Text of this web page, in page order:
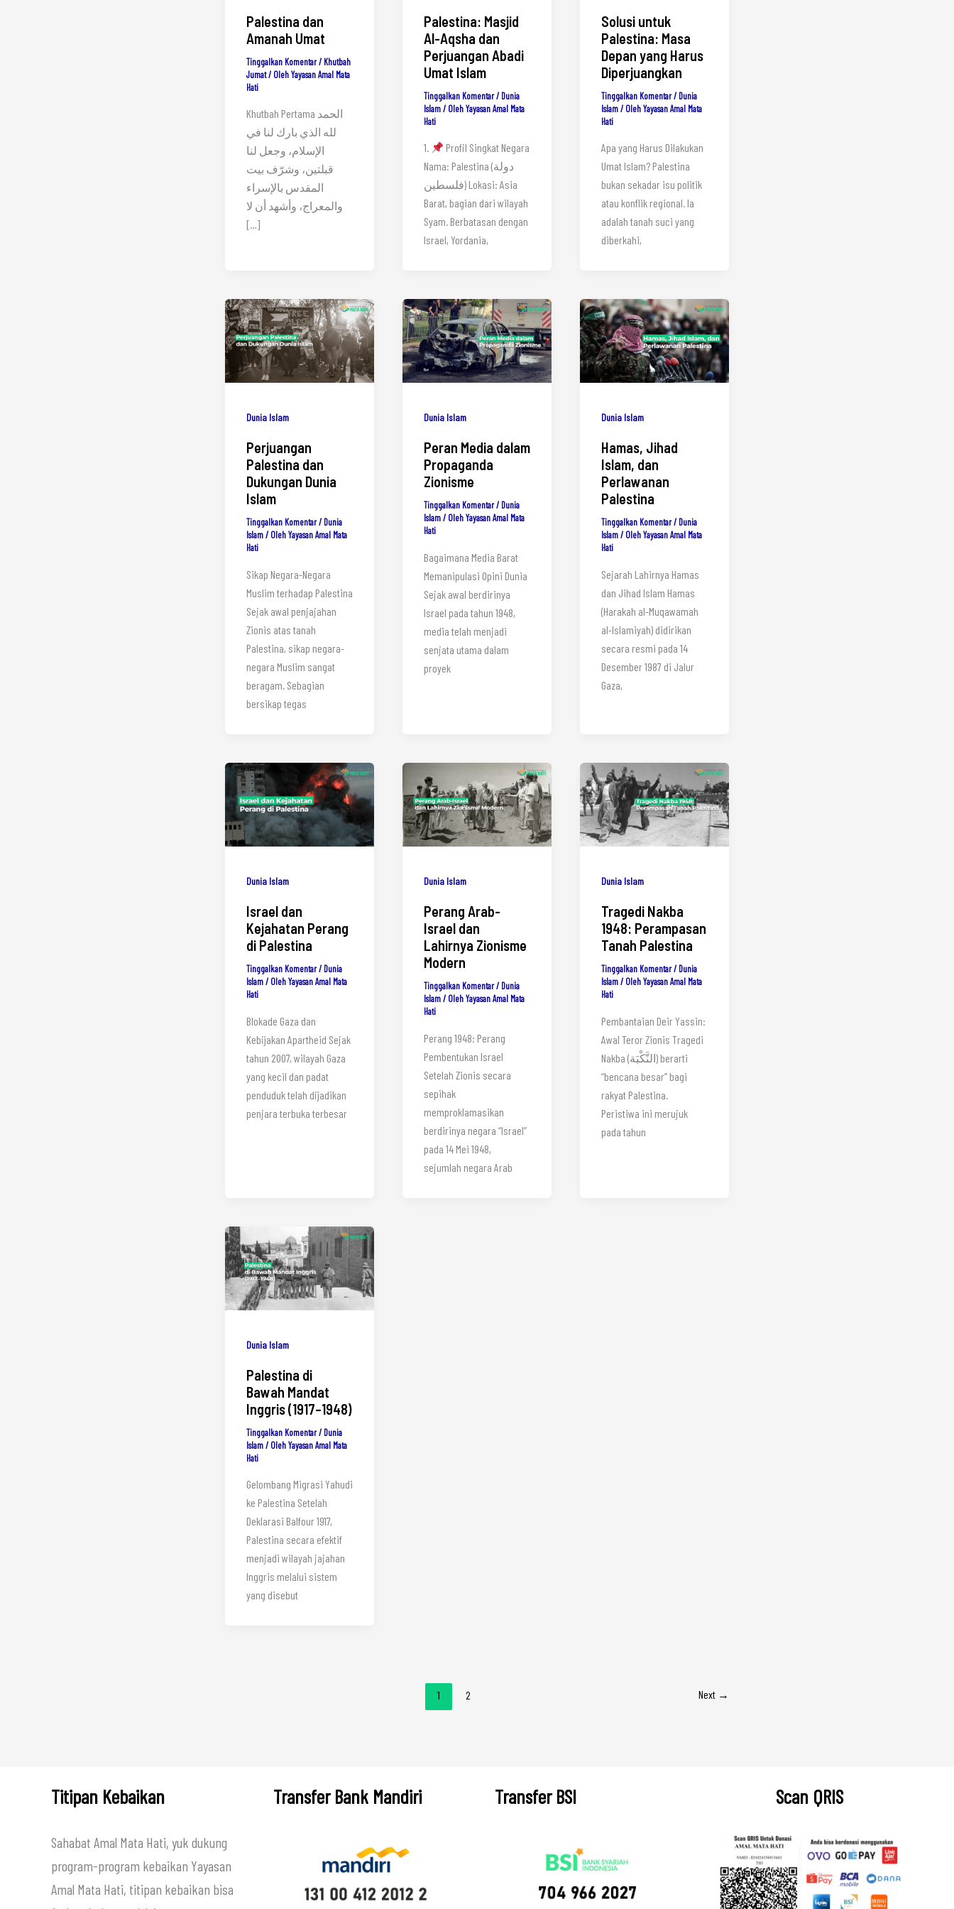
Palestina dan
Amanah Umat
Tinggalkan Komentar/ Khutbah
Jumat/ OlehYayasan Amal Mata
Hati
Khutbah Pertama الحمد
لله الذي بارك لنا في
الإسلام، وجعل لنا
قبلتين، وشرّف بيت
المقدس بالإسراء
والمعراج، وأشهد أن لا
[…]
Palestina: Masjid
Al-Aqsha dan
Perjuangan Abadi
Umat Islam
Tinggalkan Komentar/ Dunia
Islam/ OlehYayasan Amal Mata
Hati
1.
Profil Singkat Negara
Nama: Palestina (دولة
فلسطين) Lokasi: Asia
Barat, bagian dari wilayah
Syam. Berbatasan dengan
Israel, Yordania,
Solusi untuk
Palestina: Masa
Depan yang Harus
Diperjuangkan
Tinggalkan Komentar/ Dunia
Islam/ OlehYayasan Amal Mata
Hati
Apa yang Harus Dilakukan
Umat Islam? Palestina
bukan sekadar isu politik
atau konflik regional. Ia
adalah tanah suci yang
diberkahi,
Dunia Islam
Perjuangan
Palestina dan
Dukungan Dunia
Islam
Tinggalkan Komentar/ Dunia
Islam/ OlehYayasan Amal Mata
Hati
Sikap Negara-Negara
Muslim terhadap Palestina
Sejak awal penjajahan
Zionis atas tanah
Palestina, sikap negara-
negara Muslim sangat
beragam. Sebagian
bersikap tegas
Dunia Islam
Peran Media dalam
Propaganda
Zionisme
Tinggalkan Komentar/ Dunia
Islam/ OlehYayasan Amal Mata
Hati
Bagaimana Media Barat
Memanipulasi Opini Dunia
Sejak awal berdirinya
Israel pada tahun 1948,
media telah menjadi
senjata utama dalam
proyek
Dunia Islam
Hamas, Jihad
Islam, dan
Perlawanan
Palestina
Tinggalkan Komentar/ Dunia
Islam/ OlehYayasan Amal Mata
Hati
Sejarah Lahirnya Hamas
dan Jihad Islam Hamas
(Harakah al-Muqawamah
al-Islamiyah) didirikan
secara resmi pada 14
Desember 1987 di Jalur
Gaza,
Dunia Islam
Israel dan
Kejahatan Perang
di Palestina
Tinggalkan Komentar/ Dunia
Islam/ OlehYayasan Amal Mata
Hati
Blokade Gaza dan
Kebijakan Apartheid Sejak
tahun 2007, wilayah Gaza
yang kecil dan padat
penduduk telah dijadikan
penjara terbuka terbesar
Dunia Islam
Perang Arab-
Israel dan
Lahirnya Zionisme
Modern
Tinggalkan Komentar/ Dunia
Islam/ OlehYayasan Amal Mata
Hati
Perang 1948: Perang
Pembentukan Israel
Setelah Zionis secara
sepihak
memproklamasikan
berdirinya negara “Israel”
pada 14 Mei 1948,
sejumlah negara Arab
Dunia Islam
Tragedi Nakba
1948: Perampasan
Tanah Palestina
Tinggalkan Komentar/ Dunia
Islam/ OlehYayasan Amal Mata
Hati
Pembantaian Deir Yassin:
Awal Teror Zionis Tragedi
Nakba (النَّكْبَة) berarti
“bencana besar” bagi
rakyat Palestina.
Peristiwa ini merujuk
pada tahun
Dunia Islam
Palestina di
Bawah Mandat
Inggris (1917–1948)
Tinggalkan Komentar/ Dunia
Islam/ OlehYayasan Amal Mata
Hati
Gelombang Migrasi Yahudi
ke Palestina Setelah
Deklarasi Balfour 1917,
Palestina secara efektif
menjadi wilayah jajahan
Inggris melalui sistem
yang disebut
1 2 Next →
Titipan Kebaikan
Sahabat Amal Mata Hati, yuk dukung
program-program kebaikan Yayasan
Amal Mata Hati, titipan kebaikan bisa
Transfer Bank Mandiri Transfer BSI Scan QRIS